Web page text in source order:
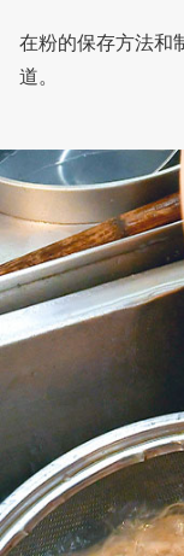
在粉的保存方法和
道。